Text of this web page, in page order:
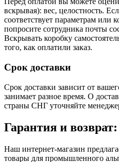
вскрывая): вес, целостность.
соответствует параметрам или
попросите сотрудника почты
Вскрывать коробку
того, как оплатили заказ.
Срок доставки
Срок доставки зависит от
занимает разное время. О
страны СНГ уточняйте
Гарантия и возврат:
Наш интернет-магазин
товары для промышленного